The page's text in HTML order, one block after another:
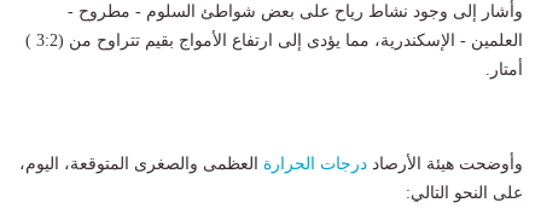
وأشار إلى وجود نشاط رياح على بعض شواطئ السلوم - مطروح -
العلمين - الإسكندرية، مما يؤدى إلى ارتفاع الأمواج بقيم تتراوح من (3:2 )
أمتار.
وأوضحت هيئة الأرصاد درجات الحرارة العظمى والصغرى المتوقعة، اليوم،
على النحو التالي: